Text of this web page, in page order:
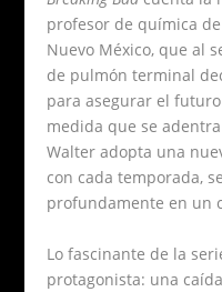
profesor de química
Nuevo México, que al
de pulmón terminal
para asegurar el
medida que se
Walter adopta una
con cada temporada,
profundamente en un
Lo fascinante de la
protagonista: una